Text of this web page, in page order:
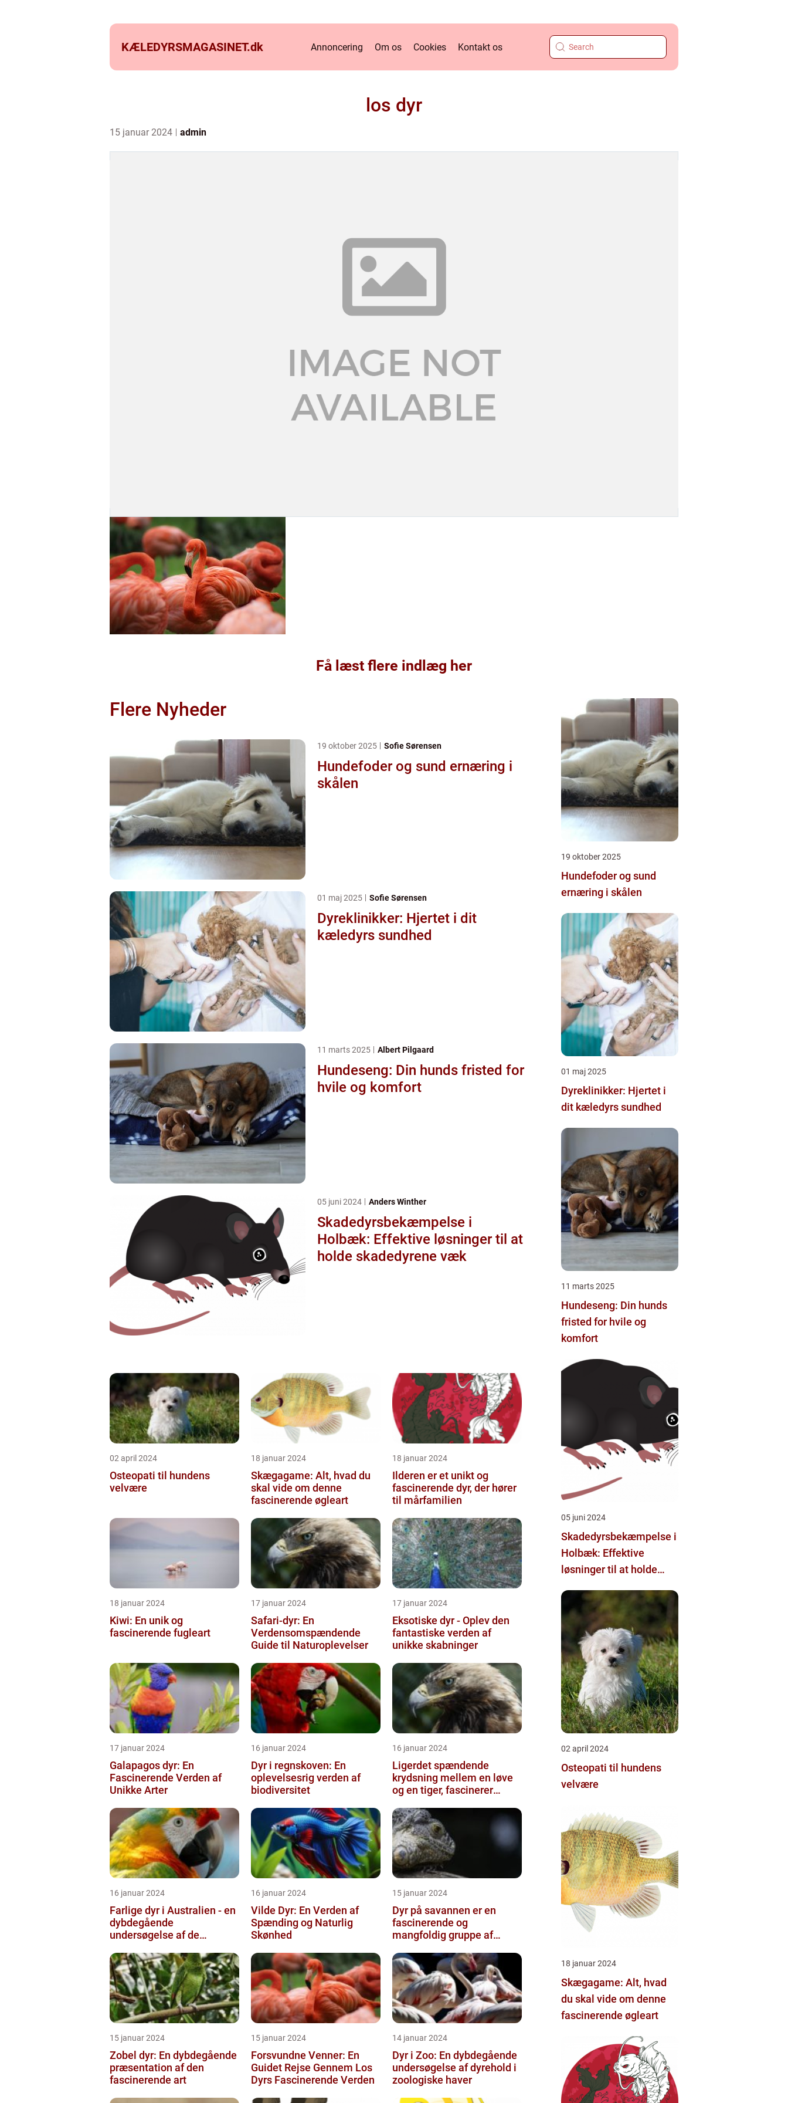
KÆLEDYRSMAGASINET.dk Annoncering Om os Cookies Kontakt os
los dyr
15 januar 2024 admin
Få læst flere indlæg her
Flere Nyheder
19 oktober 2025 Sofie Sørensen
Hundefoder og sund ernæring i
skålen
01 maj 2025 Sofie Sørensen
Dyreklinikker: Hjertet i dit
kæledyrs sundhed
11 marts 2025 Albert Pilgaard
Hundeseng: Din hunds fristed for
hvile og komfort
05 juni 2024 Anders Winther
Skadedyrsbekæmpelse i
Holbæk: Effektive løsninger til at
holde skadedyrene væk
02 april 2024
Osteopati til hundens
velvære
18 januar 2024
Skægagame: Alt, hvad du
skal vide om denne
fascinerende øgleart
18 januar 2024
Ilderen er et unikt og
fascinerende dyr, der hører
til mårfamilien
18 januar 2024
Kiwi: En unik og
fascinerende fugleart
17 januar 2024
Safari-dyr: En
Verdensomspændende
Guide til Naturoplevelser
17 januar 2024
Eksotiske dyr - Oplev den
fantastiske verden af
unikke skabninger
17 januar 2024
Galapagos dyr: En
Fascinerende Verden af
Unikke Arter
16 januar 2024
Dyr i regnskoven: En
oplevelsesrig verden af
biodiversitet
16 januar 2024
Ligerdet spændende
krydsning mellem en løve
og en tiger, fascinerer
verden
16 januar 2024
Farlige dyr i Australien - en
dybdegående
undersøgelse af de
16 januar 2024
Vilde Dyr: En Verden af
Spænding og Naturlig
Skønhed
15 januar 2024
Dyr på savannen er en
fascinerende og
mangfoldig gruppe af
sig det hårde o...
15 januar 2024
Zobel dyr: En dybdegående
præsentation af den
fascinerende art
15 januar 2024
Forsvundne Venner: En
Guidet Rejse Gennem Los
Dyrs Fascinerende Verden
14 januar 2024
Dyr i Zoo: En dybdegående
undersøgelse af dyrehold i
zoologiske haver
19 oktober 2025
Hundefoder og sund
ernæring i skålen
01 maj 2025
Dyreklinikker: Hjertet i
dit kæledyrs sundhed
11 marts 2025
Hundeseng: Din hunds
fristed for hvile og
komfort
05 juni 2024
Skadedyrsbekæmpelse i
Holbæk: Effektive
løsninger til at holde
02 april 2024
Osteopati til hundens
velvære
18 januar 2024
Skægagame: Alt, hvad
du skal vide om denne
fascinerende øgleart